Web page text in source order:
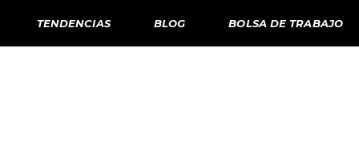
TENDENCIAS BLOG BOLSA DE TRABAJO